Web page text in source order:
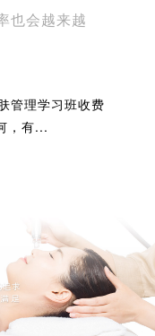
也会越来越
管理学习班收费
，有...